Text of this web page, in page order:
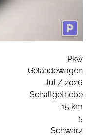
Pkw
Geländewagen
Jul / 2026
Schaltgetriebe
15 km
5
Schwarz